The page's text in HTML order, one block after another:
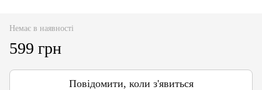
Немає в наявності
599 грн
Повідомити, коли з'явиться